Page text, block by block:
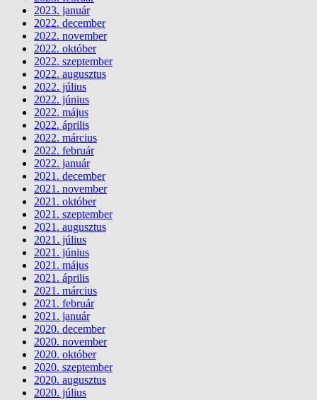
2023. január
2022. december
2022. november
2022. október
2022. szeptember
2022. augusztus
2022. július
2022. június
2022. május
2022. április
2022. március
2022. február
2022. január
2021. december
2021. november
2021. október
2021. szeptember
2021. augusztus
2021. július
2021. június
2021. május
2021. április
2021. március
2021. február
2021. január
2020. december
2020. november
2020. október
2020. szeptember
2020. augusztus
2020. július